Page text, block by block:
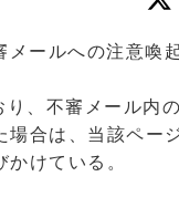
ールへの注意喚
、不審メール内
場合は、当該ペー
けている。